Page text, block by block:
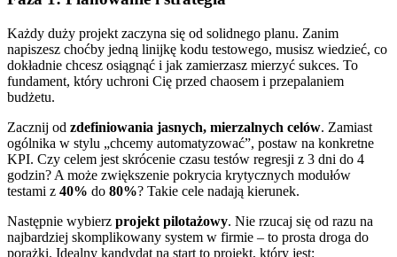
Każdy duży projekt zaczyna się od solidnego planu. Zanim
napiszesz choćby jedną linijkę kodu testowego, musisz wiedzieć, co
dokładnie chcesz osiągnąć i jak zamierzasz mierzyć sukces. To
fundament, który uchroni Cię przed chaosem i przepalaniem
budżetu.
Zacznij od zdefiniowania jasnych, mierzalnych celów. Zamiast
ogólnika w stylu „chcemy automatyzować”, postaw na konkretne
KPI. Czy celem jest skrócenie czasu testów regresji z 3 dni do 4
godzin? A może zwiększenie pokrycia krytycznych modułów
testami z 40% do 80%? Takie cele nadają kierunek.
Następnie wybierz projekt pilotażowy. Nie rzucaj się od razu na
najbardziej skomplikowany system w firmie – to prosta droga do
porażki. Idealny kandydat na start to projekt, który jest: